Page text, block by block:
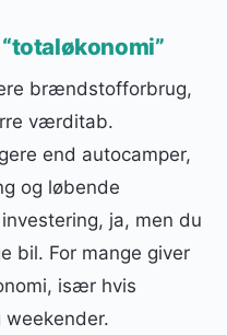
brændstofforbrug,
værditab.
end autocamper,
og løbende
ja, men du
bil. For mange giver
især hvis
weekender.